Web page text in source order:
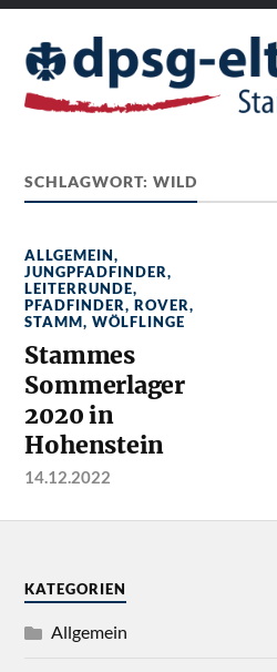
SCHLAGWORT:WILD
ALLGEMEIN,
JUNGPFADFINDER,
LEITERRUNDE,
PFADFINDER,ROVER,
STAMM,WÖLFLINGE
Stammes
Sommerlager
2020 in
Hohenstein
14.12.2022
KATEGORIEN
Allgemein